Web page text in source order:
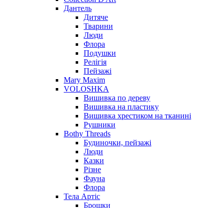
Дантель
Дитяче
Тварини
Люди
Флора
Подушки
Релігія
Пейзажі
Mary Maxim
VOLOSHKA
Вишивка по дереву
Вишивка на пластику
Вишивка хрестиком на тканині
Рушники
Bothy Threads
Будиночки, пейзажі
Люди
Казки
Різне
Фауна
Флора
Тела Артіс
Брошки